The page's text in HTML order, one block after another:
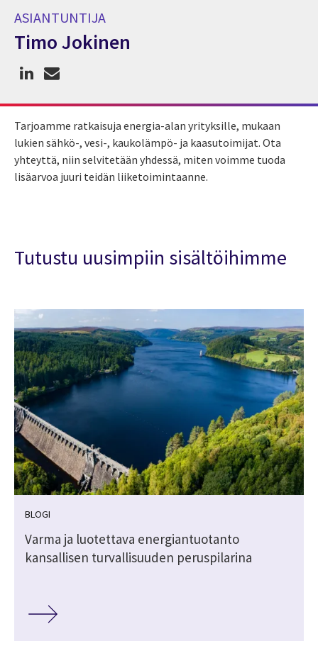
ASIANTUNTIJA
Timo Jokinen
Asiantuntija Timo Jokinen
Tarjoamme ratkaisuja energia-alan yrityksille, mukaan
lukien sähkö-, vesi-, kaukolämpö- ja kaasutoimijat. Ota
yhteyttä, niin selvitetään yhdessä, miten voimme tuoda
lisäarvoa juuri teidän liiketoimintaanne.
Tutustu uusimpiin sisältöihimme
BLOGI
Varma ja luotettava energiantuotanto
kansallisen turvallisuuden peruspilarina